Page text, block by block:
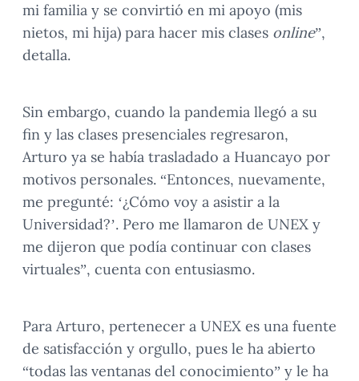
mi familia y se convirtió en mi apoyo (mis
nietos, mi hija) para hacer mis clases online”,
detalla.
Sin embargo, cuando la pandemia llegó a su
fin y las clases presenciales regresaron,
Arturo ya se había trasladado a Huancayo por
motivos personales. “Entonces, nuevamente,
me pregunté: ‘¿Cómo voy a asistir a la
Universidad?’. Pero me llamaron de UNEX y
me dijeron que podía continuar con clases
virtuales”, cuenta con entusiasmo.
Para Arturo, pertenecer a UNEX es una fuente
de satisfacción y orgullo, pues le ha abierto
“todas las ventanas del conocimiento” y le ha